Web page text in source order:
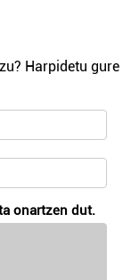
Harpidetu gure
onartzen dut.